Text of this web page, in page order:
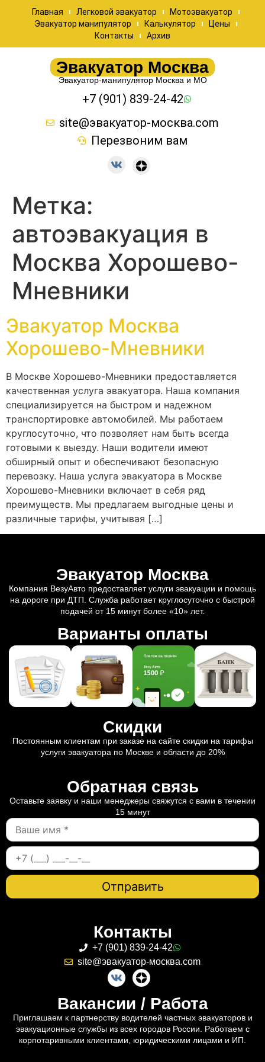
Главная Легковой эвакуатор
Мотоэвакуатор
Эвакуатор манипулятор
Калькулятор
Цены
Контакты
Архив
Эвакуатор Москва
Эвакуатор-манипулятор Москва и МО
+7 (901) 839-24-42
site@эвакуатор-москва.com
Перезвоним вам
Метка:
автоэвакуация в
Москва Хорошево-
Мневники
Эвакуатор Москва
Хорошево-Мневники
В Москве Хорошево-Мневники предоставляется
качественная услуга эвакуатора. Наша компания
специализируется на быстром и надежном
транспортировке автомобилей. Мы работаем
круглосуточно, что позволяет нам быть всегда
готовыми к выезду. Наши водители имеют
обширный опыт и обеспечивают безопасную
перевозку. Наша услуга эвакуатора в Москве
Хорошево-Мневники включает в себя ряд
преимуществ. Мы предлагаем выгодные цены и
различные тарифы, учитывая […]
Эвакуатор Москва
Компания ВезуАвто предоставляет услуги эвакуации и помощь
на дороге при ДТП. Служба работает круглосуточно с быстрой
подачей от 15 минут более «10» лет.
Варианты оплаты
Скидки
Постоянным клиентам при заказе на сайте скидки на тарифы
услуги эвакуатора по Москве и области до 20%
Обратная связь
Оставьте заявку и наши менеджеры свяжутся с вами в течении
15 минут
Контакты
+7 (901) 839-24-42
site@эвакуатор-москва.com
Вакансии / Работа
Приглашаем к партнерству водителей частных эвакуаторов и
эвакуационные службы из всех городов России. Работаем с
корпотаривными клиентами, юридическими лицами и ИП.